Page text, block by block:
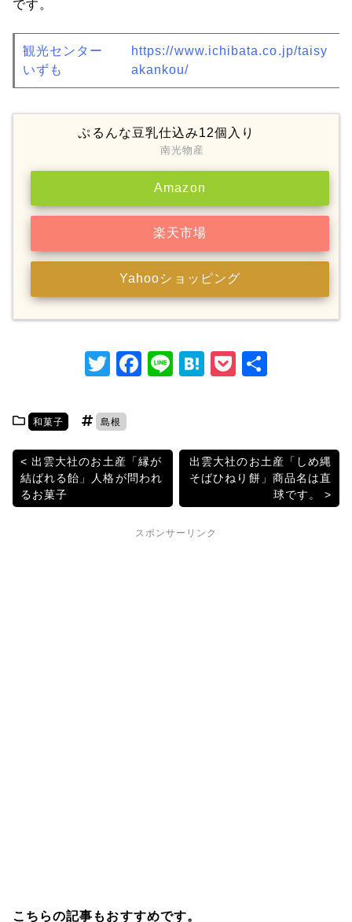
です。
観光センター
いずも
https://www.ichibata.co.jp/taisy
akankou/
ぷるんな豆乳仕込み12個入り
南光物産
Amazon
楽天市場
Yahooショッピング
T
itt
er
F
b
o
o
k
Li
H
a
P
et
和菓子 島根
投
稿
出雲大社のお土産「縁が
結ばれる飴」人格が問われ
るお菓子
出雲大社のお土産「しめ縄
そばひねり餅」商品名は直
球です。
スポンサーリンク
こちらの記事もおすすめです。